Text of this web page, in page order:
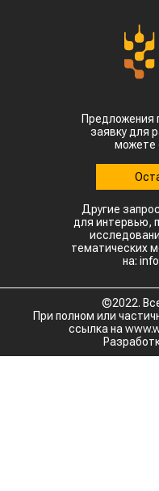
Предложения
заявку для
можете
Другие
для интервью,
тематических
на:
©2022.
При полном или
ссылка на